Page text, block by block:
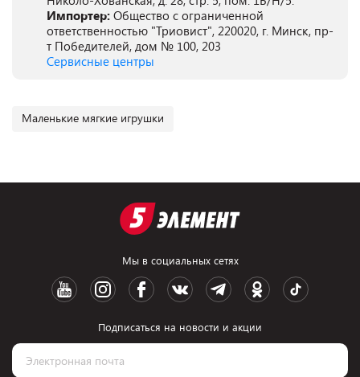
Импортер: Общество с ограниченной
ответственностью "Триовист", 220020, г. Минск, пр-
т Победителей, дом № 100, 203
Сервисные центры
Маленькие мягкие игрушки
Мы в социальных сетях
Подписаться на новости и акции